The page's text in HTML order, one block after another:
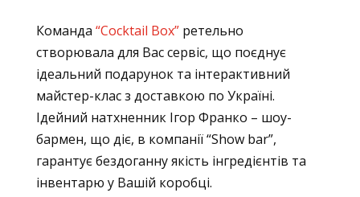
Команда “Cocktail Box”ретельно
створювала для Вас сервіс, що поєднує
ідеальний подарунок та інтерактивний
майстер-клас з доставкою по Україні.
Ідейний натхненник Ігор Франко – шоу-
бармен, що діє, в компанії “Show bar”,
гарантує бездоганну якість інгредієнтів та
інвентарю у Вашій коробці.